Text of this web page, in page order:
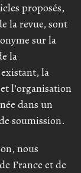
proposés,
la revue, sont
sur la
la
la
l’organisation
dans un
soumission.
nous
France et de